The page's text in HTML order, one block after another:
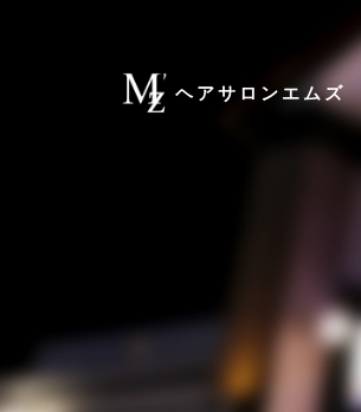
ヘアサロンエムズ